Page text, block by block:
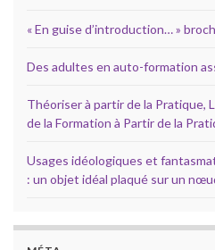
« En guise d’introduction… »
Des adultes en auto-formation
Théoriser à partir de la Pratique,
de la Formation à Partir de la
Usages idéologiques et
: un objet idéal plaqué sur un